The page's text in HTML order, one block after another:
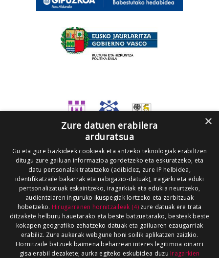
×
Zure datuen erabilera
arduratsua
Gu eta gure bazkideek cookieak eta antzeko teknologiak erabiltzen
ditugu zure gailuan informazioa gordetzeko eta eskuratzeko, eta
datu pertsonalak tratatzeko (adibidez, zure IP helbidea,
identifikatzaile bakarrak eta nabigazio-datuak), iragarki eta eduki
pertsonalizatuak eskaintzeko, iragarkiak eta edukia neurtzeko,
audientziaren inguruko ikuspegiak lortzeko eta zerbitzuak
hobetzeko. Hirugarrenen hornitzaileek (4)zure datuak ere trata
ditzakete helburu hauetarako eta beste batzuetarako, besteak beste
kokapen geografiko zehatzeko datuak eta gailuaren ezaugarriak
erabiliz. Zure aukerak webgune honi soilik aplikatzen zaizkio.
Hornitzaile batzuek baimena beharrean interes legitimoa oinarri
gisa erabil dezakete; aurka egiteko eskubidea duzu Iragarkien